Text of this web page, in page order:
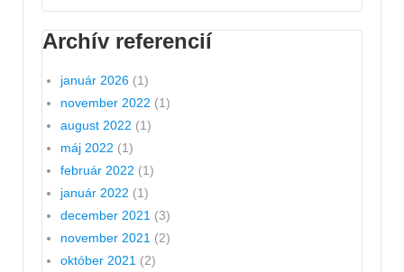
Archív referencií
január 2026 (1)
november 2022 (1)
august 2022 (1)
máj 2022 (1)
február 2022 (1)
január 2022 (1)
december 2021 (3)
november 2021 (2)
október 2021 (2)